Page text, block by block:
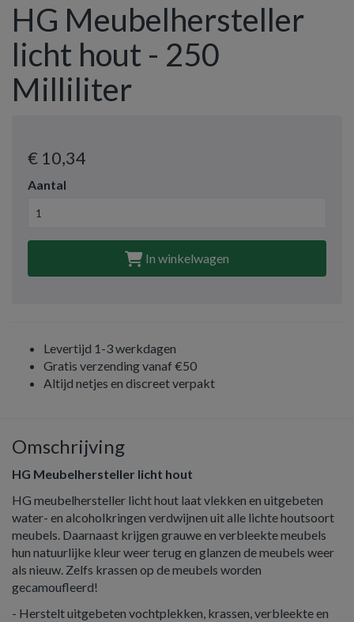
HG Meubelhersteller
licht hout - 250
Milliliter
€ 10,34
Aantal
In winkelwagen
Levertijd 1-3 werkdagen
Gratis verzending vanaf €50
Altijd netjes en discreet verpakt
Omschrijving
HG Meubelhersteller licht hout
HG meubelhersteller licht hout laat vlekken en uitgebeten
water- en alcoholkringen verdwijnen uit alle lichte houtsoort
meubels. Daarnaast krijgen grauwe en verbleekte meubels
hun natuurlijke kleur weer terug en glanzen de meubels weer
als nieuw. Zelfs krassen op de meubels worden
gecamoufleerd!
- Herstelt uitgebeten vochtplekken, krassen, verbleekte en